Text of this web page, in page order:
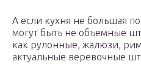
А если кухня не большая
могут быть не объемные
как рулонные, жалюзи,
актуальные веревочные